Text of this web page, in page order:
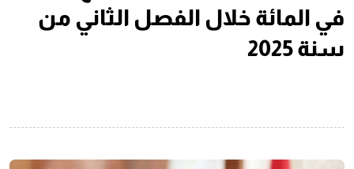
في المائة خلال الفصل الثاني من
سنة 2025